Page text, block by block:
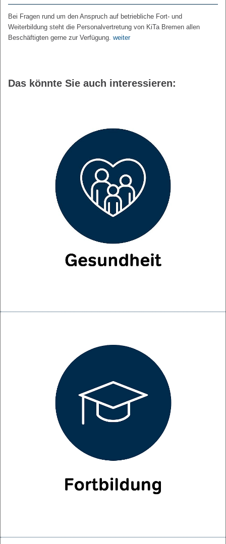
Bei Fragen rund um den Anspruch auf betriebliche Fort- und
Weiterbildung steht die Personalvertretung von KiTa Bremen allen
Beschäftigten gerne zur Verfügung. weiter
Das könnte Sie auch interessieren: